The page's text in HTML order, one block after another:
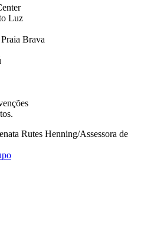
Luz
Brava
Rutes Henning/Assessora de